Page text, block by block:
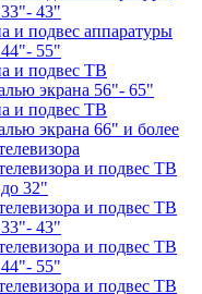
43"
и подвес аппаратуры
55"
и подвес ТВ
экрана 56"- 65"
и подвес ТВ
экрана 66" и более
и подвес ТВ
32"
и подвес ТВ
43"
и подвес ТВ
55"
и подвес ТВ